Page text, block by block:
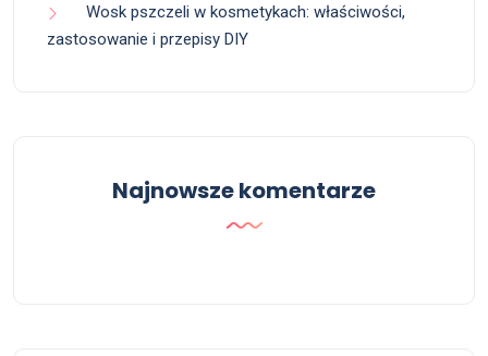
Wosk pszczeli w kosmetykach: właściwości,
zastosowanie i przepisy DIY
Najnowsze komentarze